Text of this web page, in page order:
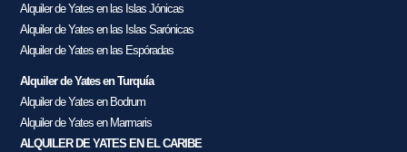
Alquiler de Yates en las Islas Jónicas
Alquiler de Yates en las Islas Sarónicas
Alquiler de Yates en las Espóradas
Alquiler de Yates en Turquía
Alquiler de Yates en Bodrum
Alquiler de Yates en Marmaris
ALQUILER DE YATES EN EL CARIBE